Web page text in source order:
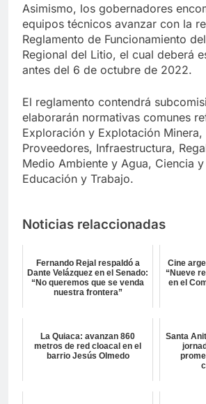
Asimismo, los gobernadores
equipos técnicos avanzar con la
Reglamento de Funcionamiento
Regional del Litio, el cual deberá
antes del 6 de octubre de 2022.
El reglamento contendrá
elaborarán normativas comunes
Exploración y Explotación
Proveedores, Infraestructura,
Medio Ambiente y Agua, Ciencia
Educación y Trabajo.
Noticias relaccionadas
Fernando Rejal respaldó a
Dante Velázquez en el Senado:
“No queremos que se venda
nuestra frontera”
Cine
“Nueve
en el
La Quiaca: avanzan 860
metros de red cloacal en el
barrio Jesús Olmedo
Santa